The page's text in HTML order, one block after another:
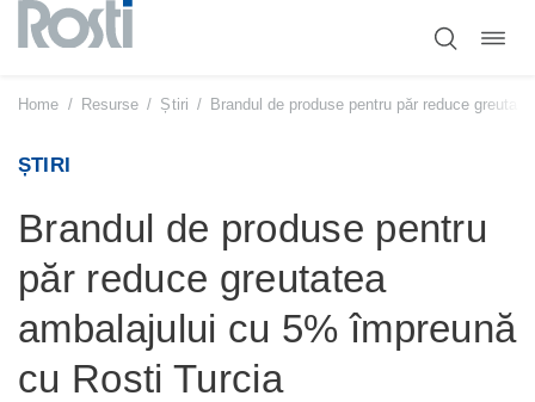
Sari
conținut
Home / Resurse / Știri / Brandul de produse pentru păr reduce
ȘTIRI
Brandul de produse pentru
păr reduce greutatea
ambalajului cu 5% împreună
cu Rosti Turcia